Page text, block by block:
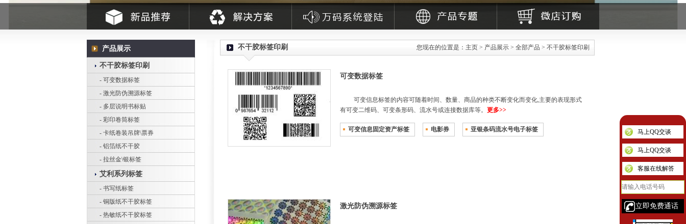
产品展示
不干胶标签印刷
- 可变数据标签
- 激光防伪溯源标签
- 多层说明书标贴
- 彩印卷筒标签
- 卡纸卷装吊牌\票券
- 铝箔纸不干胶
- 拉丝金\银标签
艾利系列标签
- 书写纸标签
- 铜版纸不干胶标签
- 热敏纸不干胶标签
不干胶标签印刷 您现在的位置是： 主页 > 产品展示 > 全部产品 > 不干胶标签印刷
可变数据标签
可变信息标签的内容可随着时间、数量、商品的种类不断变化而变化,主要的表现形式
有可变二维码、可变条形码、流水号或连接数据库等。 更多>>
可变信息固定资产标签 电影券 亚银条码流水号电子标签
激光防伪溯源标签
马上QQ交谈
马上QQ交谈
客服在线解答